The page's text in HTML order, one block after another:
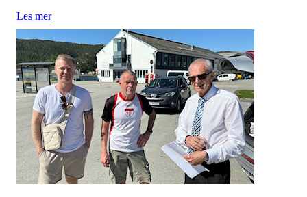
Les mer